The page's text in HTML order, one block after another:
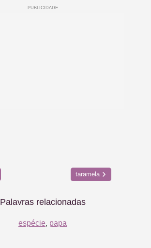
taramela
Palavras relacionadas
espécie, papa